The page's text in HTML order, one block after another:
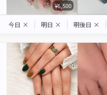
¥6,500
今日 × 明日 × 明後日 ×